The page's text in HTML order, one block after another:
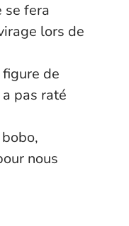
se fera
lors de
de
pas raté
nous